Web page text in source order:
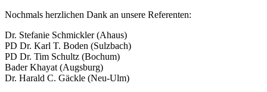
Nochmals herzlichen Dank an unsere Referenten:
Dr. Stefanie Schmickler (Ahaus)
PD Dr. Karl T. Boden (Sulzbach)
PD Dr. Tim Schultz (Bochum)
Bader Khayat (Augsburg)
Dr. Harald C. Gäckle (Neu-Ulm)